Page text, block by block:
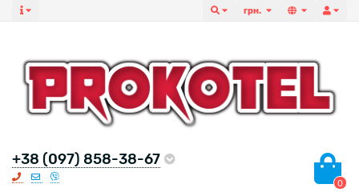
грн.
+38 (097) 858-38-67
0